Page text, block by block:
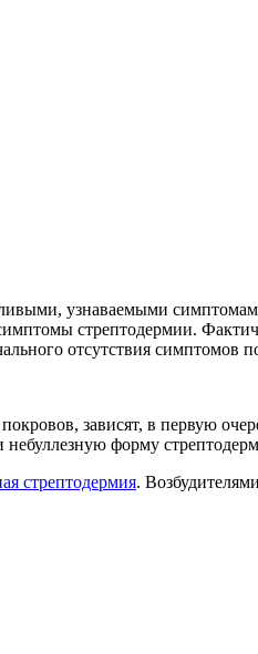
узнаваемыми
стрептодермии.
отсутствия симптомов
зависят, в первую
небуллезную форму
стрептодермия.